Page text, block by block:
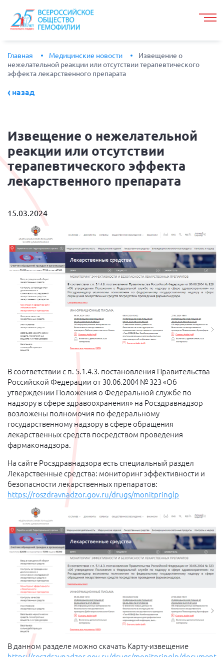
Главная Медицинские новости
Извещение о
нежелательной реакции или отсутствии терапевтического
эффекта лекарственного препарата
назад
Извещение о нежелательной
реакции или отсутствии
терапевтического эффекта
лекарственного препарата
15.03.2024
В соответствии с п. 5.1.4.3. постановления Правительства
Российской Федерации от 30.06.2004 № 323 «Об
утверждении Положения о Федеральной службе по
надзору в сфере здравоохранения» на Росздравнадзор
возложены полномочия по федеральному
государственному надзору в сфере обращения
лекарственных средств посредством проведения
фармаконадзора.
На сайте Росздравнадзора есть специальный раздел
Лекарственные средства: мониторинг эффективности и
безопасности лекарственных препаратов:
https://roszdravnadzor.gov.ru/drugs/monitpringlp
В данном разделе можно скачать Карту-извещение